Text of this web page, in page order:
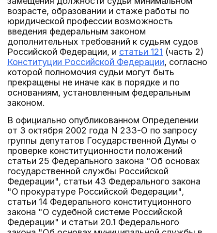
возрасте, образовании и стаже работы по
юридической профессии возможность
введения федеральным законом
дополнительных требований к судьям судов
Российской Федерации, и статьи 121 (часть 2)
Конституции Российской Федерации, согласно
которой полномочия судьи могут быть
прекращены не иначе как в порядке и по
основаниям, установленным федеральным
законом.
В официально опубликованном Определении
от 3 октября 2002 года N 233-О по запросу
группы депутатов Государственной Думы о
проверке конституционности положений
статьи 25 Федерального закона "Об основах
государственной службы Российской
Федерации", статьи 43 Федерального закона
"О прокуратуре Российской Федерации",
статьи 14 Федерального конституционного
закона "О судебной системе Российской
Федерации" и статьи 20.1 Федерального